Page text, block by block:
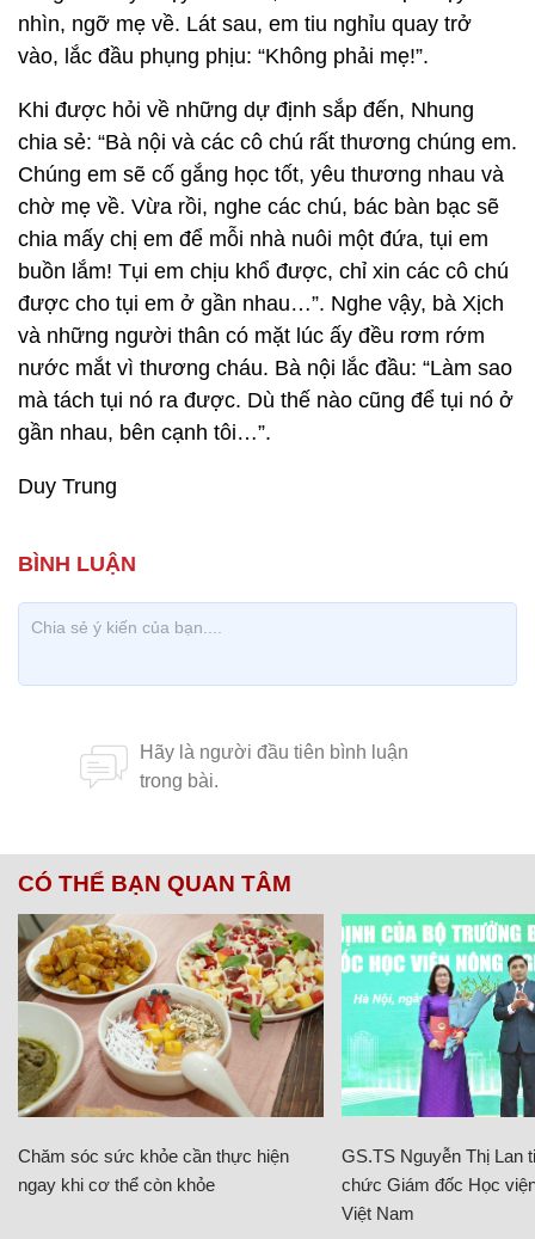
nhìn, ngỡ mẹ về. Lát sau, em tiu nghỉu quay trở
vào, lắc đầu phụng phịu: “Không phải mẹ!”.
Khi được hỏi về những dự định sắp đến, Nhung
chia sẻ: “Bà nội và các cô chú rất thương chúng em.
Chúng em sẽ cố gắng học tốt, yêu thương nhau và
chờ mẹ về. Vừa rồi, nghe các chú, bác bàn bạc sẽ
chia mấy chị em để mỗi nhà nuôi một đứa, tụi em
buồn lắm! Tụi em chịu khổ được, chỉ xin các cô chú
được cho tụi em ở gần nhau…”. Nghe vậy, bà Xịch
và những người thân có mặt lúc ấy đều rơm rớm
nước mắt vì thương cháu. Bà nội lắc đầu: “Làm sao
mà tách tụi nó ra được. Dù thế nào cũng để tụi nó ở
gần nhau, bên cạnh tôi…”.
Duy Trung
CÓ THỂ BẠN QUAN TÂM
Chăm sóc sức khỏe cần thực hiện
ngay khi cơ thể còn khỏe
GS.TS Nguyễn Thị Lan
chức Giám đốc Học
Việt Nam